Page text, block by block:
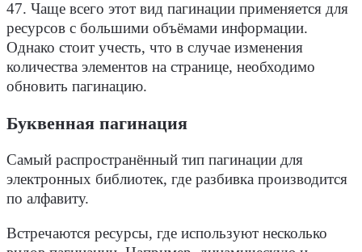
47. Чаще всего этот вид пагинации применяется для
ресурсов с большими объёмами информации.
Однако стоит учесть, что в случае изменения
количества элементов на странице, необходимо
обновить пагинацию.
Буквенная пагинация
Самый распространённый тип пагинации для
электронных библиотек, где разбивка производится
по алфавиту.
Встречаются ресурсы, где используют несколько